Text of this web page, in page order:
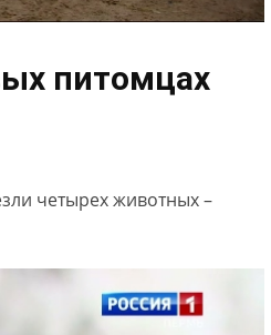
питомцах
четырех животных –